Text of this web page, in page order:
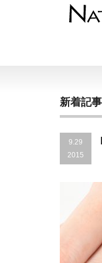
新着記事
9.29
2015